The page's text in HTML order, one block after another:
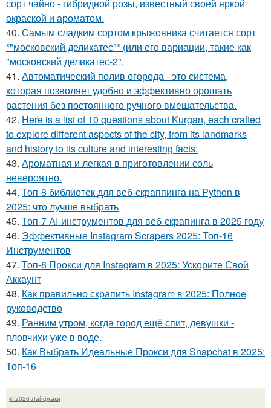
сорт чайно - гибридной розы, известный своей яркой
окраской и ароматом.
40. Самым сладким сортом крыжовника считается сорт
*"московский деликатес"* (или его вариации, такие как
"московский деликатес-2".
41. Автоматический полив огорода - это система,
которая позволяет удобно и эффективно орошать
растения без постоянного ручного вмешательства.
42. Here is a list of 10 questions about Kurgan, each crafted
to explore different aspects of the city, from its landmarks
and history to its culture and interesting facts:
43. Ароматная и легкая в приготовлении соль
невероятно.
44. Топ-8 библиотек для веб-скраппинга на Python в
2025: что лучше выбрать
45. Топ-7 AI-инструментов для веб-скрапинга в 2025 году
46. Эффективные Instagram Scrapers 2025: Топ-16
Инструментов
47. Топ-8 Прокси для Instagram в 2025: Ускорите Свой
Аккаунт
48. Как правильно скрапить Instagram в 2025: Полное
руководство
49. Ранним утром, когда город ещё спит, девушки -
пловчихи уже в воде.
50. Как Выбрать Идеальные Прокси для Snapchat в 2025:
Топ-16
© 2026 Лайфхаки